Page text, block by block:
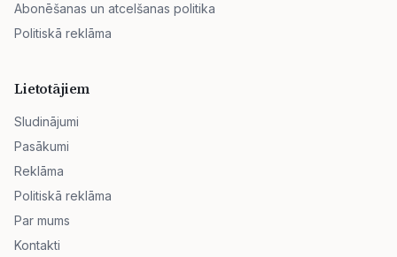
Abonēšanas un atcelšanas politika
Politiskā reklāma
Lietotājiem
Sludinājumi
Pasākumi
Reklāma
Politiskā reklāma
Par mums
Kontakti